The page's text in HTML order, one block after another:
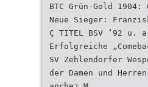
BTC Grün-Gold
Neue Sieger:
Ç TITEL BSV ‘92 u.
Erfolgreiche
SV Zehlendorfer
der Damen und